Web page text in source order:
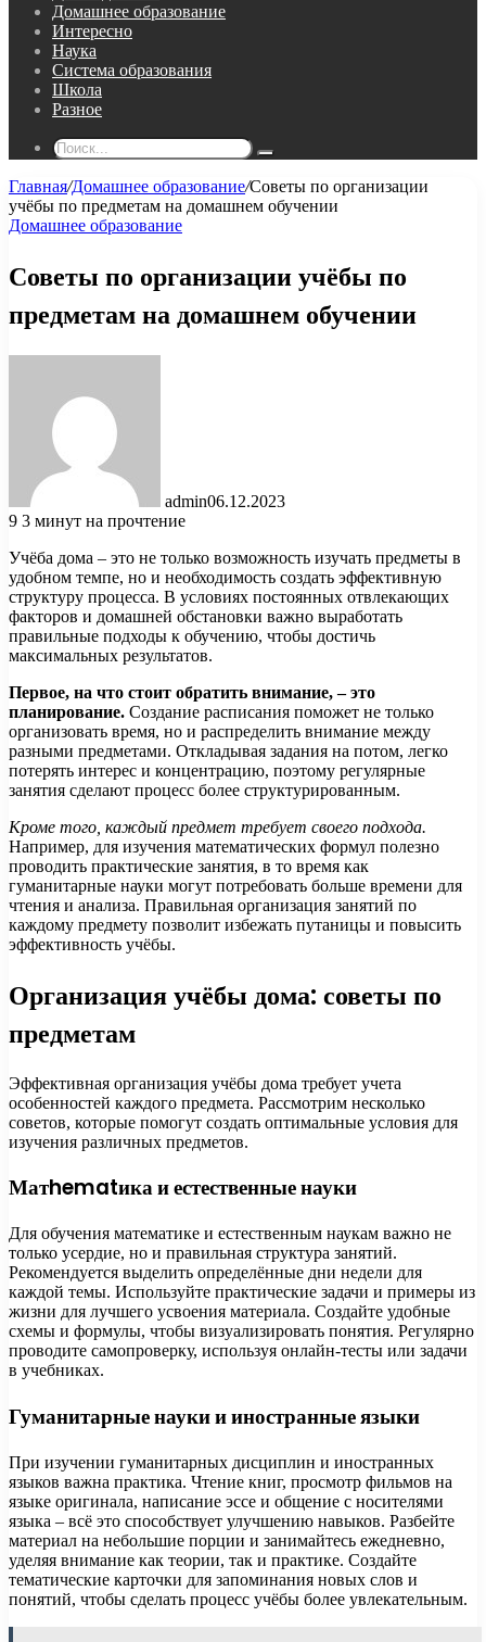
Домашнее образование
Интересно
Наука
Система образования
Школа
Разное
Поиск...
Главная/Домашнее образование/Советы по организации
учёбы по предметам на домашнем обучении
Домашнее образование
Советы по организации учёбы по
предметам на домашнем обучении
admin06.12.2023
9 3 минут на прочтение
Учёба дома – это не только возможность изучать предметы в
удобном темпе, но и необходимость создать эффективную
структуру процесса. В условиях постоянных отвлекающих
факторов и домашней обстановки важно выработать
правильные подходы к обучению, чтобы достичь
максимальных результатов.
Первое, на что стоит обратить внимание, – это
планирование. Создание расписания поможет не только
организовать время, но и распределить внимание между
разными предметами. Откладывая задания на потом, легко
потерять интерес и концентрацию, поэтому регулярные
занятия сделают процесс более структурированным.
Кроме того, каждый предмет требует своего подхода.
Например, для изучения математических формул полезно
проводить практические занятия, в то время как
гуманитарные науки могут потребовать больше времени для
чтения и анализа. Правильная организация занятий по
каждому предмету позволит избежать путаницы и повысить
эффективность учёбы.
Организация учёбы дома: советы по
предметам
Эффективная организация учёбы дома требует учета
особенностей каждого предмета. Рассмотрим несколько
советов, которые помогут создать оптимальные условия для
изучения различных предметов.
Матhematика и естественные науки
Для обучения математике и естественным наукам важно не
только усердие, но и правильная структура занятий.
Рекомендуется выделить определённые дни недели для
каждой темы. Используйте практические задачи и примеры из
жизни для лучшего усвоения материала. Создайте удобные
схемы и формулы, чтобы визуализировать понятия. Регулярно
проводите самопроверку, используя онлайн-тесты или задачи
в учебниках.
Гуманитарные науки и иностранные языки
При изучении гуманитарных дисциплин и иностранных
языков важна практика. Чтение книг, просмотр фильмов на
языке оригинала, написание эссе и общение с носителями
языка – всё это способствует улучшению навыков. Разбейте
материал на небольшие порции и занимайтесь ежедневно,
уделяя внимание как теории, так и практике. Создайте
тематические карточки для запоминания новых слов и
понятий, чтобы сделать процесс учёбы более увлекательным.